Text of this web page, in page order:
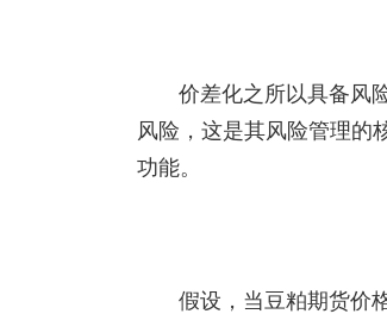
价差化之所以具备风
风险，这是其风险管理的
功能。
假设，当豆粕期货价